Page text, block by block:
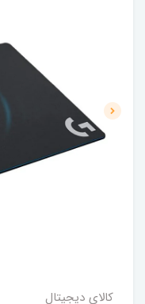
کالای دیجیتال